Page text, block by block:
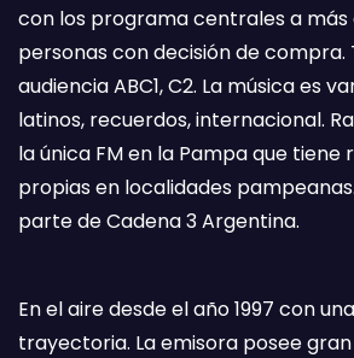
con los programa centrales a más
personas con decisión de compra.
audiencia ABC1, C2. La música es
latinos, recuerdos, internacional.
la única FM en la Pampa que tiene
propias en localidades
parte de Cadena 3 Argentina.
En el aire desde el año 1997 con
trayectoria. La emisora posee